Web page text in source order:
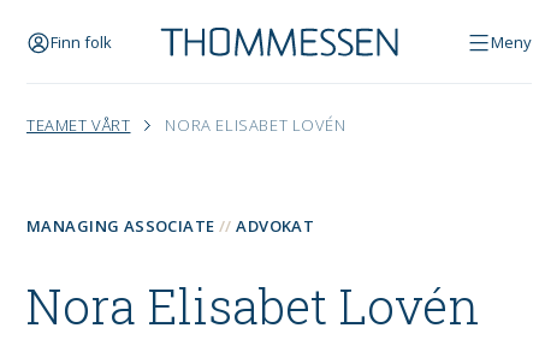
Finn folk Meny
TEAMET VÅRT NORA ELISABET LOVÉN
Nora Elisabet Lovén
MANAGING ASSOCIATE ADVOKAT